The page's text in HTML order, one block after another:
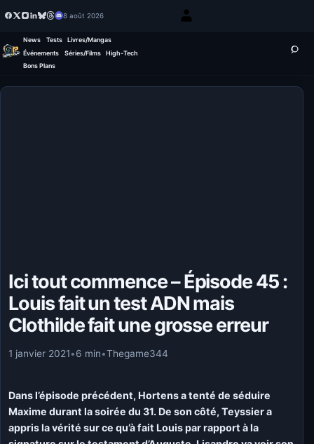
8 août 2026
News Tests
Livres/Mangas
Événements
Séries/Films
High-Tech
Bons Plans
Ici tout commence – Épisode 45 :
Louis fait un test ADN mais
Clothilde fait une grosse erreur
1 janvier 2021•6 min•Thegame344
Dans l’épisode précédent, Hortens a tenté de séduire
Maxime durant la soirée du 31. De son côté, Teyssier a
appris la vérité sur ce qu’à fait Louis par rapport à la